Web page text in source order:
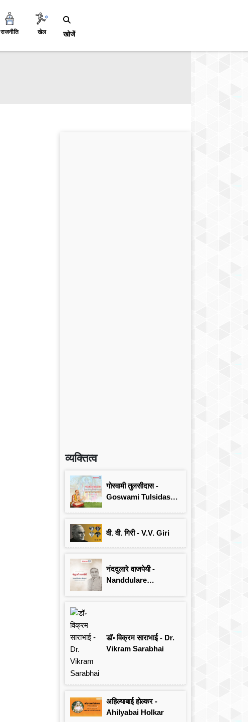
राजनीति खेल खोजें
व्यक्तित्व
गोस्वामी तुलसीदास -
Goswami Tulsidas:
वी. वी. गिरी - V.V. Giri
नंददुलारे वाजपेयी -
Nanddulare
डॉ॰ विक्रम साराभाई - Dr.
Vikram Sarabhai
अहिल्याबाई होल्कर -
Ahilyabai Holkar